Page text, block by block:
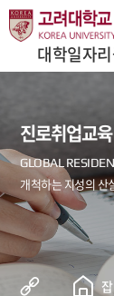
대학일자
진로취업교육